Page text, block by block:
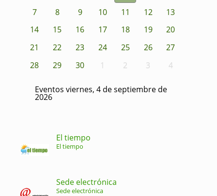
7
8 9 10 11 12
13
14
15 16 17 18 19
20
21
22 23 24 25 26
27
28
29 30 1 2 3 4
Eventos viernes, 4 de septiembre de
2026
El tiempo
El tiempo
Sede electrónica
Sede electrónica